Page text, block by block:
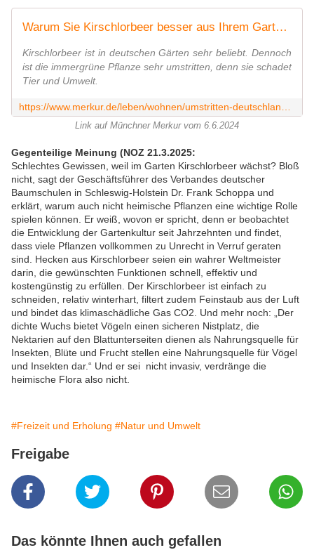
Warum Sie Kirschlorbeer besser aus Ihrem Garten verbannen
Kirschlorbeer ist in deutschen Gärten sehr beliebt. Dennoch
ist die immergrüne Pflanze sehr umstritten, denn sie schadet
Tier und Umwelt.
Link auf Münchner Merkur vom 6.6.2024
Gegenteilige Meinung (NOZ 21.3.2025:
Schlechtes Gewissen, weil im Garten Kirschlorbeer wächst? Bloß
nicht, sagt der Geschäftsführer des Verbandes deutscher
Baumschulen in Schleswig-Holstein Dr. Frank Schoppa und
erklärt, warum auch nicht heimische Pflanzen eine wichtige Rolle
spielen können. Er weiß, wovon er spricht, denn er beobachtet
die Entwicklung der Gartenkultur seit Jahrzehnten und findet,
dass viele Pflanzen vollkommen zu Unrecht in Verruf geraten
sind. Hecken aus Kirschlorbeer seien ein wahrer Weltmeister
darin, die gewünschten Funktionen schnell, effektiv und
kostengünstig zu erfüllen. Der Kirschlorbeer ist einfach zu
schneiden, relativ winterhart, filtert zudem Feinstaub aus der Luft
und bindet das klimaschädliche Gas CO2. Und mehr noch: „Der
dichte Wuchs bietet Vögeln einen sicheren Nistplatz, die
Nektarien auf den Blattunterseiten dienen als Nahrungsquelle für
Insekten, Blüte und Frucht stellen eine Nahrungsquelle für Vögel
und Insekten dar.“ Und er sei nicht invasiv, verdränge die
heimische Flora also nicht.
#Freizeit und Erholung #Natur und Umwelt
Freigabe
Das könnte Ihnen auch gefallen